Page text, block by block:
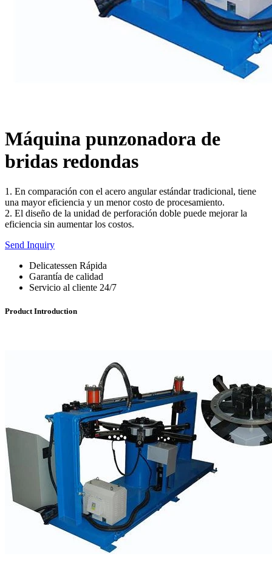
Máquina punzonadora de
bridas redondas
1. En comparación con el acero angular estándar tradicional, tiene
una mayor eficiencia y un menor costo de procesamiento.
2. El diseño de la unidad de perforación doble puede mejorar la
eficiencia sin aumentar los costos.
Send Inquiry
Delicatessen Rápida
Garantía de calidad
Servicio al cliente 24/7
Product Introduction